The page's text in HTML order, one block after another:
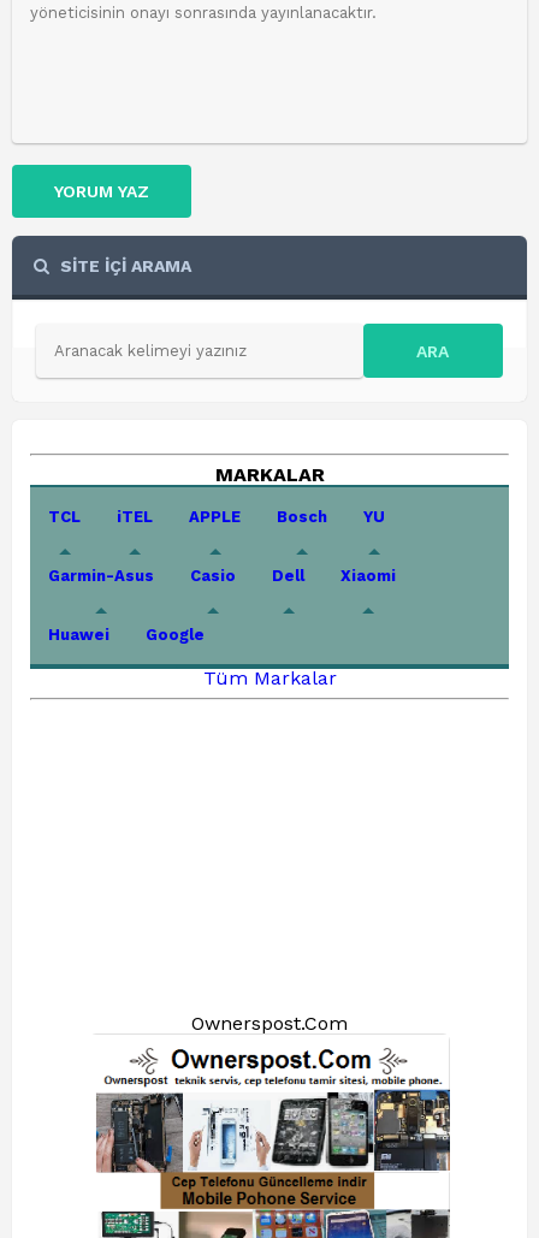
YORUM YAZ
SİTE İÇİ ARAMA
ARA
MARKALAR
TCL iTEL APPLE Bosch YU
Garmin-Asus Casio Dell Xiaomi
Huawei Google
Tüm Markalar
Ownerspost.Com